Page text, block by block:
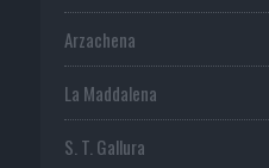
Arzachena
La Maddalena
S. T. Gallura